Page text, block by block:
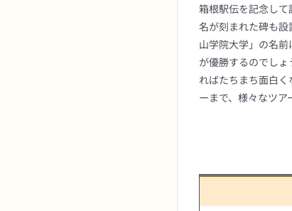
箱根駅伝を記念し
名が刻まれた碑も
山学院大学」の名
が優勝するのでし
ればたちまち面白
ーまで、様々なツ